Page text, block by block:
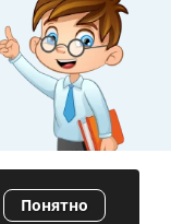
(120 отзывов)
Понятно